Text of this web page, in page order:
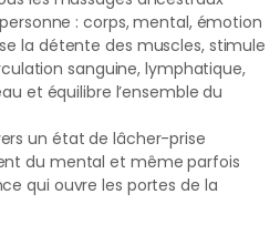
: corps, mental, émotion
la détente des muscles, stimule
sanguine, lymphatique,
et équilibre l’ensemble du
un état de lâcher-prise
du mental et même parfois
qui ouvre les portes de la